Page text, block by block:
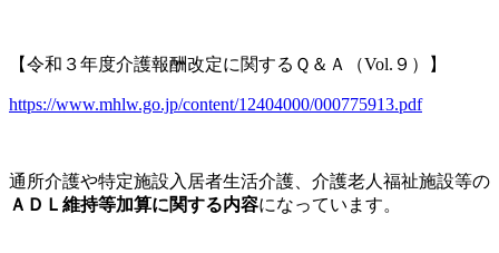
【令和３年度介護報酬改定に関するＱ＆Ａ（Vol. ９）】
https://www.mhlw.go.jp/content/12404000/000775913.pdf
通所介護や特定施設入居者生活介護、介護老人福祉施設等の
ＡＤＬ維持等加算に関する内容になっています。